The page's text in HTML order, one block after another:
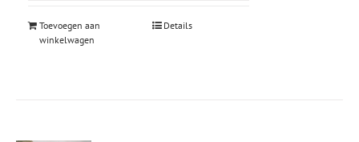
Toevoegen aan
winkelwagen
Details